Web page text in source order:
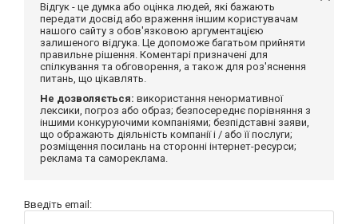
Відгук - це думка або оцінка людей, які бажають
передати досвід або враження іншим користувачам
нашого сайту з обов'язковою аргументацією
залишеного відгука. Це допоможе багатьом прийняти
правильне рішення. Коментарі призначені для
спілкування та обговорення, а також для роз'яснення
питань, що цікавлять.
Не дозволяється: використання ненормативної
лексики, погроз або образ; безпосереднє порівняння з
іншими конкуруючими компаніями; безпідставні заяви,
що ображають діяльність компанії і / або її послуги;
розміщення посилань на сторонні інтернет-ресурси;
реклама та самореклама.
Введіть email: